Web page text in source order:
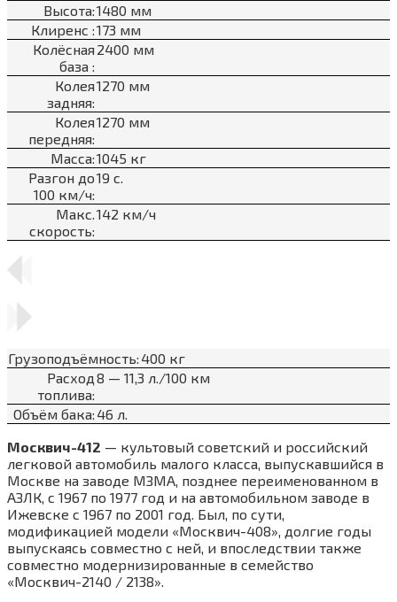
Высота:1480 мм
Клиренс :173 мм
Колёсная
база :
2400 мм
Колея
задняя:
1270 мм
Колея
передняя:
1270 мм
Масса:1045 кг
Разгон до
100 км/ч:
19 с.
Макс.
скорость:
142 км/ч
Грузоподъёмность: 400 кг
Расход
топлива:
8 — 11,3 л./100 км
Объём бака: 46 л.
Москвич-412 — культовый советский и российский
легковой автомобиль малого класса, выпускавшийся в
Москве на заводе МЗМА, позднее переименованном в
АЗЛК, с 1967 по 1977 год и на автомобильном заводе в
Ижевске с 1967 по 2001 год. Был, по сути,
модификацией модели «Москвич-408», долгие годы
выпускаясь совместно с ней, и впоследствии также
совместно модернизированные в семейство
«Москвич-2140 / 2138».